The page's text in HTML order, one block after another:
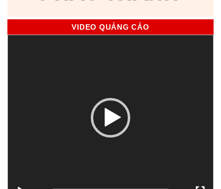
VIDEO QUẢNG CÁO